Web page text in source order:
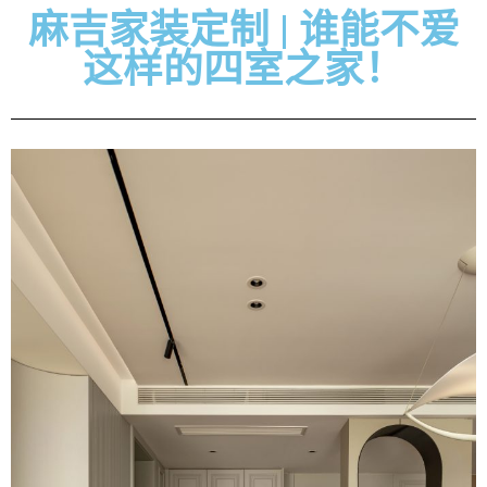
麻吉家装定制 | 谁能不爱
这样的四室之家！